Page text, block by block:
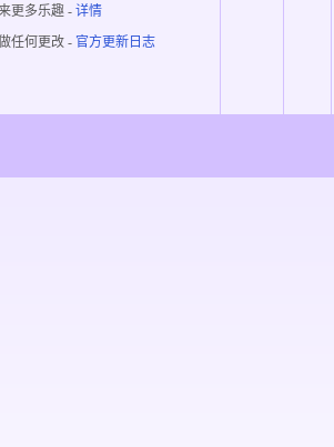
更多乐趣 -详情
任何更改 - 官方更新日志